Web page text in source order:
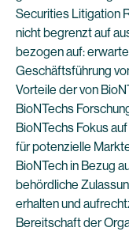
Securities Litigation
nicht begrenzt auf
bezogen auf:
Geschäftsführung
Vorteile der von
BioNTechs
BioNTechs Fokus
für potenzielle
BioNTech in Bezug
behördliche
erhalten und
Bereitschaft der